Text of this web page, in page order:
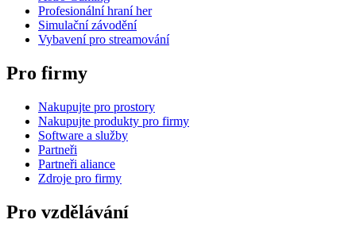
Profesionální hraní her
Simulační závodění
Vybavení pro streamování
Pro firmy
Nakupujte pro prostory
Nakupujte produkty pro firmy
Software a služby
Partneři
Partneři aliance
Zdroje pro firmy
Pro vzdělávání